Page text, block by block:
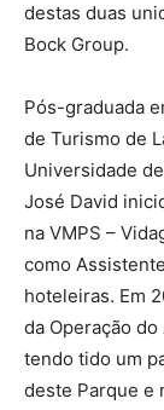
destas duas
Bock Group.
Pós-graduada
de Turismo de
Universidade
José David
na VMPS –
como
hoteleiras. Em
da Operação do
tendo tido um
deste Parque e